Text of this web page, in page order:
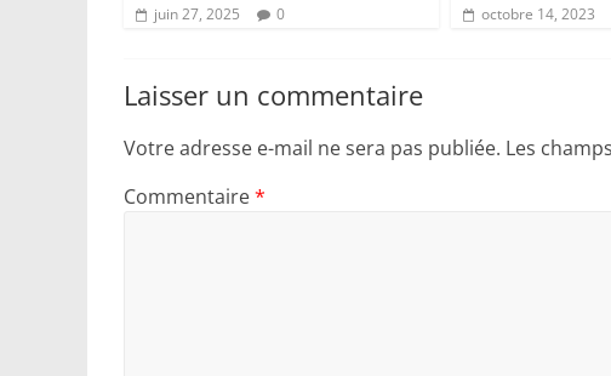
juin 27, 2025 0 octobre 14, 2023
Laisser un commentaire
Votre adresse e-mail ne sera pas publiée. Les
Commentaire*